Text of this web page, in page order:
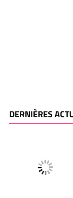
DERNIÈRES